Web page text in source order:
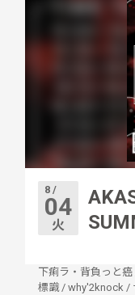
8 /
04
火
下痢ラ・背負っと癌
標識/ why'2knock /